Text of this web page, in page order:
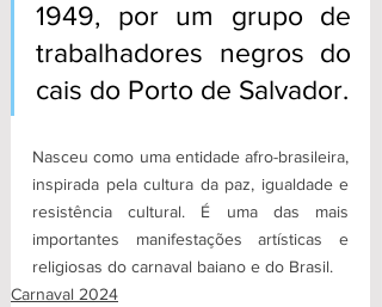
1949, por um grupo de
trabalhadores negros do
cais do Porto de Salvador.
Nasceu como uma entidade afro-brasileira,
inspirada pela cultura da paz, igualdade e
resistência cultural. É uma das mais
importantes manifestações artísticas e
religiosas do carnaval baiano e do Brasil.
Carnaval 2024